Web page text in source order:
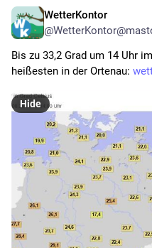
WetterKontor
Bis zu 33,2 Grad um 14 Uhr
heißesten in der Ortenau:
Hide